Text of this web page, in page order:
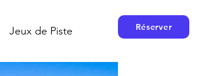
Jeux de Piste Réserver